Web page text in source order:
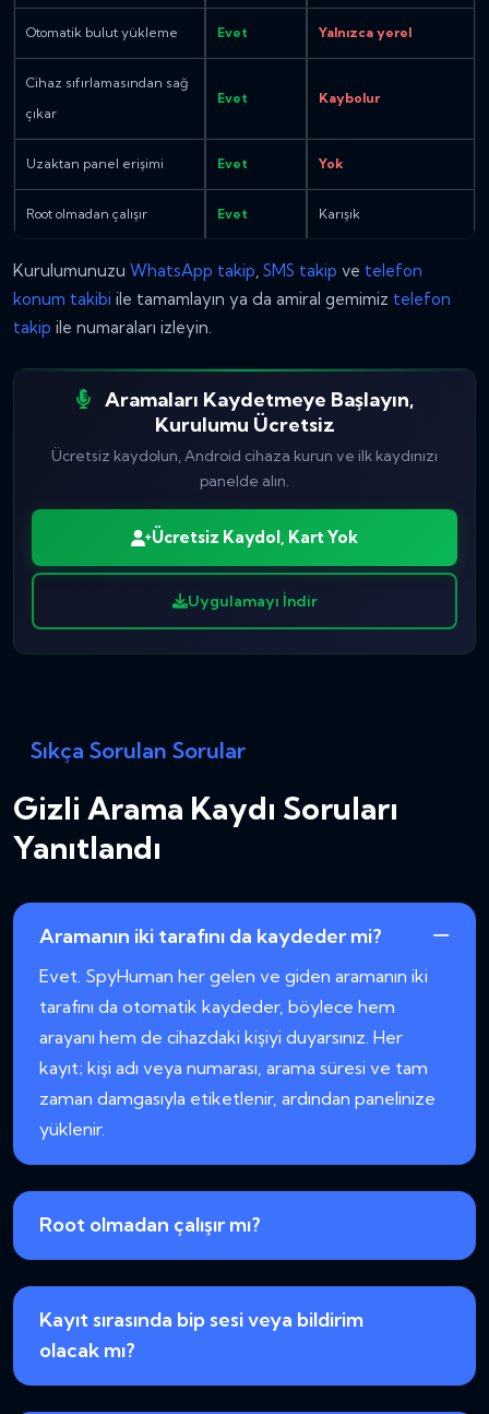
Otomatik bulut yükleme Evet Yalnızca yerel
Cihaz sıfırlamasından sağ
çıkar
Evet Kaybolur
Uzaktan panel erişimi Evet Yok
Root olmadan çalışır Evet Karışık
Kurulumunuzu WhatsApp takip, SMS takip ve telefon
konum takibi ile tamamlayın ya da amiral gemimiz telefon
takip ile numaraları izleyin.
Aramaları Kaydetmeye Başlayın,
Kurulumu Ücretsiz
Ücretsiz kaydolun, Android cihaza kurun ve ilk kaydınızı
panelde alın.
Ücretsiz Kaydol, Kart Yok
Uygulamayı İndir
Sıkça Sorulan Sorular
Gizli Arama Kaydı Soruları
Yanıtlandı
Aramanın iki tarafını da kaydeder mi?
Evet. SpyHuman her gelen ve giden aramanın iki
tarafını da otomatik kaydeder, böylece hem
arayanı hem de cihazdaki kişiyi duyarsınız. Her
kayıt; kişi adı veya numarası, arama süresi ve tam
zaman damgasıyla etiketlenir, ardından panelinize
yüklenir.
Root olmadan çalışır mı?
Kayıt sırasında bip sesi veya bildirim
olacak mı?